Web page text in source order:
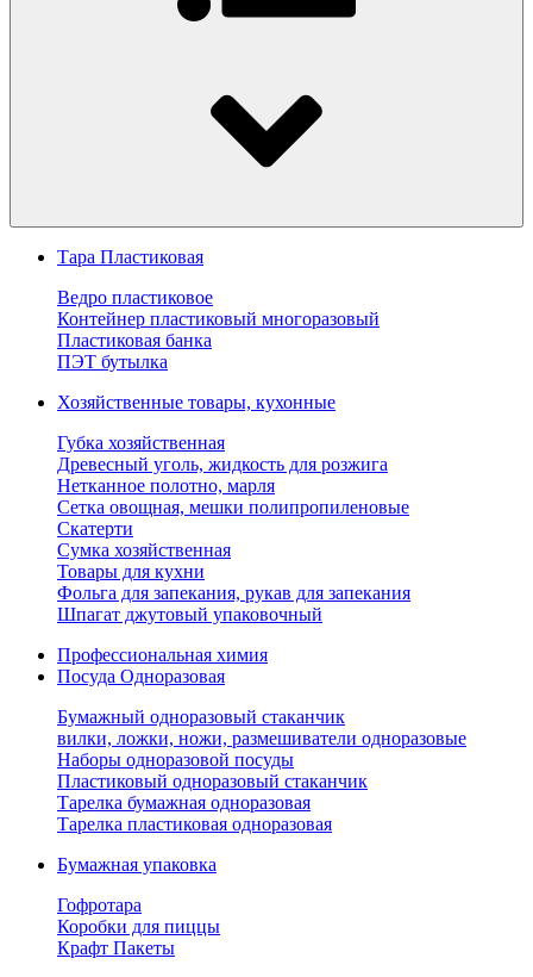
Тара Пластиковая
Ведро пластиковое
Контейнер пластиковый многоразовый
Пластиковая банка
ПЭТ бутылка
Хозяйственные товары, кухонные
Губка хозяйственная
Древесный уголь, жидкость для розжига
Нетканное полотно, марля
Сетка овощная, мешки полипропиленовые
Скатерти
Сумка хозяйственная
Товары для кухни
Фольга для запекания, рукав для запекания
Шпагат джутовый упаковочный
Профессиональная химия
Посуда Одноразовая
Бумажный одноразовый стаканчик
вилки, ложки, ножи, размешиватели одноразовые
Наборы одноразовой посуды
Пластиковый одноразовый стаканчик
Тарелка бумажная одноразовая
Тарелка пластиковая одноразовая
Бумажная упаковка
Гофротара
Коробки для пиццы
Крафт Пакеты